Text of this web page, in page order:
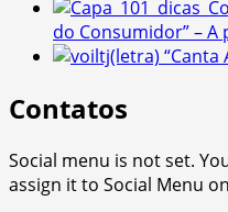
do Consumidor” –
(letra) “Canta
Contatos
Social menu is not set.
assign it to Social Menu